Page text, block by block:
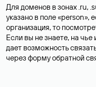
Для доменов в зонах .ru,
указано в поле «person»,
организация, то
Если вы не знаете, на
дает возможность
через форму обратной